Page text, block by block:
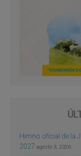
Himno oficial de la
2027 agosto 3, 2026